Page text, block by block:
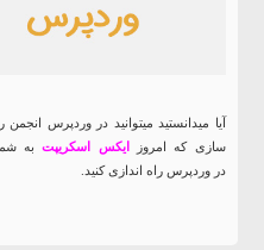
آیا میدانستید میتوانید در وردپرس
سازی که امروز
ایکس اسکریپتبه شما
در وردپرس راه اندازی کنید.